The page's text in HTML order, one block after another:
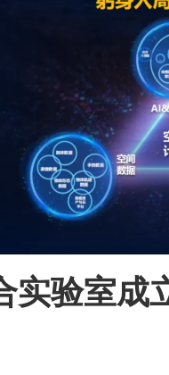
实验室成